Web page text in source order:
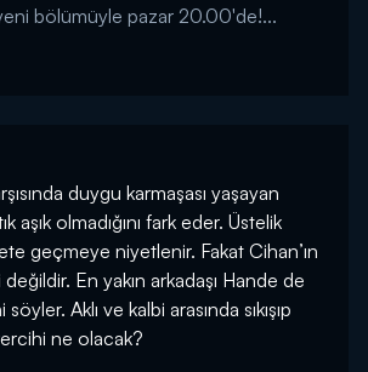
bölümüyle pazar 20.00'de!...
duygu karmaşası yaşayan
aşık olmadığını fark eder. Üstelik
geçmeye niyetlenir. Fakat Cihan’ın
En yakın arkadaşı Hande de
Aklı ve kalbi arasında sıkışıp
ne olacak?